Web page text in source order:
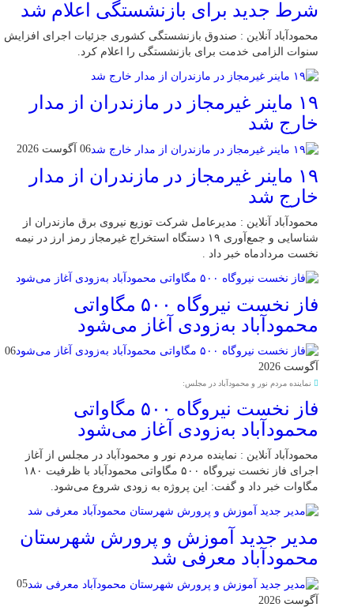
شرط جدید برای بازنشستگی اعلام شد
محمودآباد آنلاین : صندوق بازنشستگی کشوری جزئیات اجرای افزایش
سنوات الزامی خدمت برای بازنشستگی را اعلام کرد.
۱۹ ماینر غیرمجاز در مازندران از مدار
خارج شد
06 آگوست 2026
۱۹ ماینر غیرمجاز در مازندران از مدار
خارج شد
محمودآباد آنلاین : مدیرعامل شرکت توزیع نیروی برق مازندران از
شناسایی و جمع‌آوری ۱۹ دستگاه استخراج غیرمجاز رمز ارز در نیمه
نخست مردادماه خبر داد .
فاز نخست نیروگاه ۵۰۰ مگاواتی
محمودآباد به‌زودی آغاز می‌شود
06
آگوست 2026
نماینده مردم نور و محمودآباد در مجلس:
فاز نخست نیروگاه ۵۰۰ مگاواتی
محمودآباد به‌زودی آغاز می‌شود
محمودآباد آنلاین : نماینده مردم نور و محمودآباد در مجلس از آغاز
اجرای فاز نخست نیروگاه ۵۰۰ مگاواتی محمودآباد با ظرفیت ۱۸۰
مگاوات خبر داد و گفت: این پروژه به زودی شروع می‌شود.
مدیر جدید آموزش و پرورش شهرستان
محمودآباد معرفی شد
05
آگوست 2026